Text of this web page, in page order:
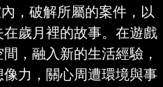
，破解所屬的案件，以
歲月裡的故事。在遊戲
，融入新的生活經驗，
力，關心周遭環境與事